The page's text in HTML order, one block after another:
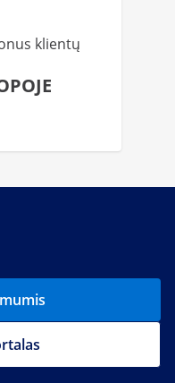
klientų